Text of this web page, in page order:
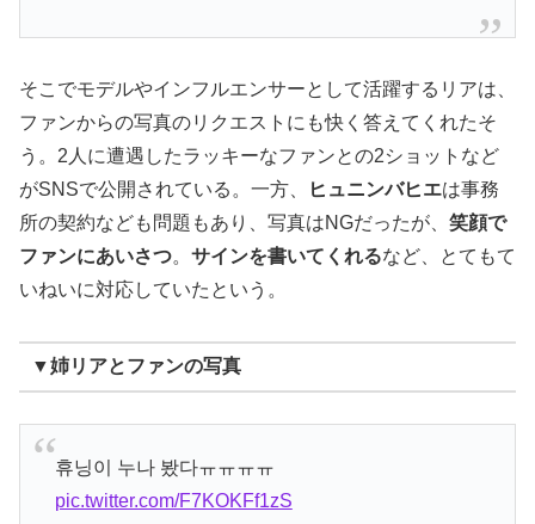
そこでモデルやインフルエンサーとして活躍するリアは、
ファンからの写真のリクエストにも快く答えてくれたそ
う。2人に遭遇したラッキーなファンとの2ショットなど
がSNSで公開されている。一方、
ヒュニンバヒエは事務
所の契約なども問題もあり、写真はNGだったが、 笑顔で
ファンにあいさつ。 サインを書いてくれるなど、とてもて
いねいに対応していたという。
▼姉リアとファンの写真
휴닝이 누나 봤다ㅠㅠㅠㅠ
pic.twitter.com/F7KOKFf1zS